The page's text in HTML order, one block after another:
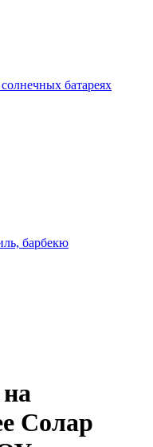
батареях
барбекю
Солар